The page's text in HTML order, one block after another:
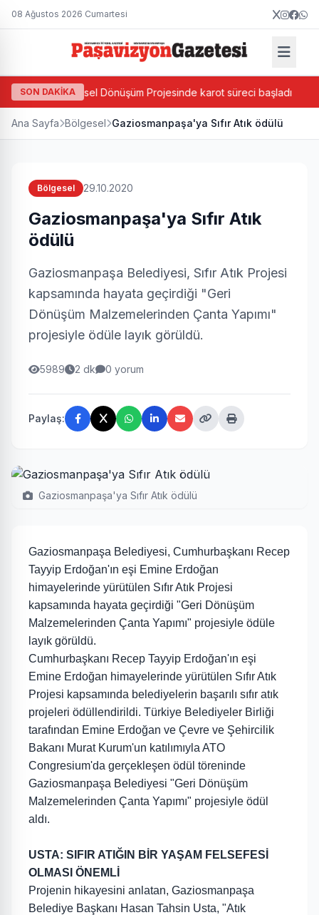
08 Ağustos 2026 Cumartesi
SON DAKİKA
Bazlı Kentsel Dönüşüm Projesinde karot süreci başladı
Ana Sayfa Bölgesel Gaziosmanpaşa'ya Sıfır Atık ödülü
Bölgesel 29.10.2020
Gaziosmanpaşa'ya Sıfır Atık
ödülü
Gaziosmanpaşa Belediyesi, Sıfır Atık Projesi
kapsamında hayata geçirdiği "Geri
Dönüşüm Malzemelerinden Çanta Yapımı"
projesiyle ödüle layık görüldü.
5989 2 dk 0 yorum
Paylaş:
Gaziosmanpaşa'ya Sıfır Atık ödülü
Gaziosmanpaşa Belediyesi, Cumhurbaşkanı Recep
Tayyip Erdoğan'ın eşi Emine Erdoğan
himayelerinde yürütülen Sıfır Atık Projesi
kapsamında hayata geçirdiği "Geri Dönüşüm
Malzemelerinden Çanta Yapımı" projesiyle ödüle
layık görüldü.
Cumhurbaşkanı Recep Tayyip Erdoğan'ın eşi
Emine Erdoğan himayelerinde yürütülen Sıfır Atık
Projesi kapsamında belediyelerin başarılı sıfır atık
projeleri ödüllendirildi. Türkiye Belediyeler Birliği
tarafından Emine Erdoğan ve Çevre ve Şehircilik
Bakanı Murat Kurum'un katılımıyla ATO
Congresium'da gerçekleşen ödül töreninde
Gaziosmanpaşa Belediyesi "Geri Dönüşüm
Malzemelerinden Çanta Yapımı" projesiyle ödül
aldı.
USTA: SIFIR ATIĞIN BİR YAŞAM FELSEFESİ
OLMASI ÖNEMLİ
Projenin hikayesini anlatan, Gaziosmanpaşa
Belediye Başkanı Hasan Tahsin Usta, "Atık